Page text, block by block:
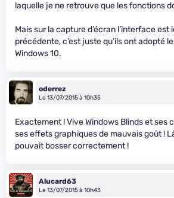
laquelle je ne retrouve que les fonctions
Mais sur la capture d’écran l’interface est
précédente, c’est juste qu’ils ont adopté
Windows 10.
oderrez
Le 13/07/2015 à 10h35
Exactement ! Vive Windows Blinds et ses
ses effets graphiques de mauvais goût !
pouvait bosser correctement !
Alucard63
Le 13/07/2015 à 10h43